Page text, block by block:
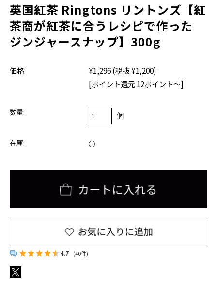
英国紅茶 Ringtons リントンズ【紅
茶商が紅茶に合うレシピで作った
ジンジャースナップ】300g
価格: ¥1,296(税抜 ¥1,200)
[ポイント還元 12ポイント～]
数量: 個
在庫: ○
4.7 (40件)